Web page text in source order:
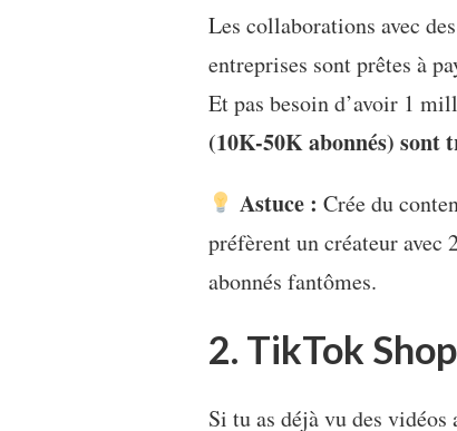
Les collaborations avec
entreprises sont prêtes à
Et pas besoin d’avoir 1
(10K-50K abonnés) sont
Astuce : Crée du
préfèrent un créateur avec
abonnés fantômes.
2. TikTok
Si tu as déjà vu des vidéos